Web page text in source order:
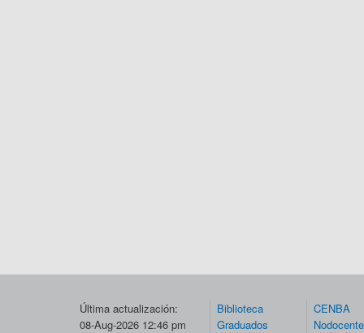
Última actualización:
08-Aug-2026 12:46 pm
Biblioteca
Graduados
CENBA